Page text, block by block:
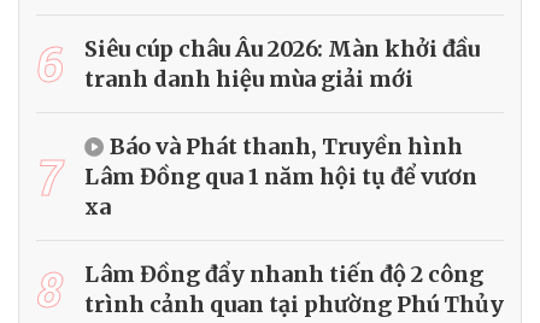
6
Siêu cúp châu Âu 2026: Màn khởi đầu
tranh danh hiệu mùa giải mới
7
Báo và Phát thanh, Truyền hình
Lâm Đồng qua 1 năm hội tụ để vươn
xa
8
Lâm Đồng đẩy nhanh tiến độ 2 công
trình cảnh quan tại phường Phú Thủy